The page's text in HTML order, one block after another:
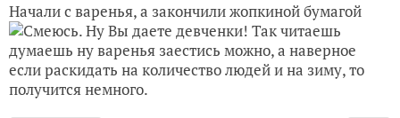
Начали с варенья, а закончили жопкиной бумагой
. Ну Вы даете девченки! Так читаешь
думаешь ну варенья заестись можно, а наверное
если раскидать на количество людей и на зиму, то
получится немного.